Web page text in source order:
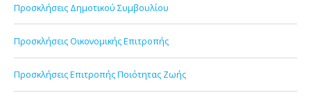
Προσκλήσεις Δημοτικού Συμβουλίου
Προσκλήσεις Οικονομικής Επιτροπής
Προσκλήσεις Επιτροπής Ποιότητας Ζωής